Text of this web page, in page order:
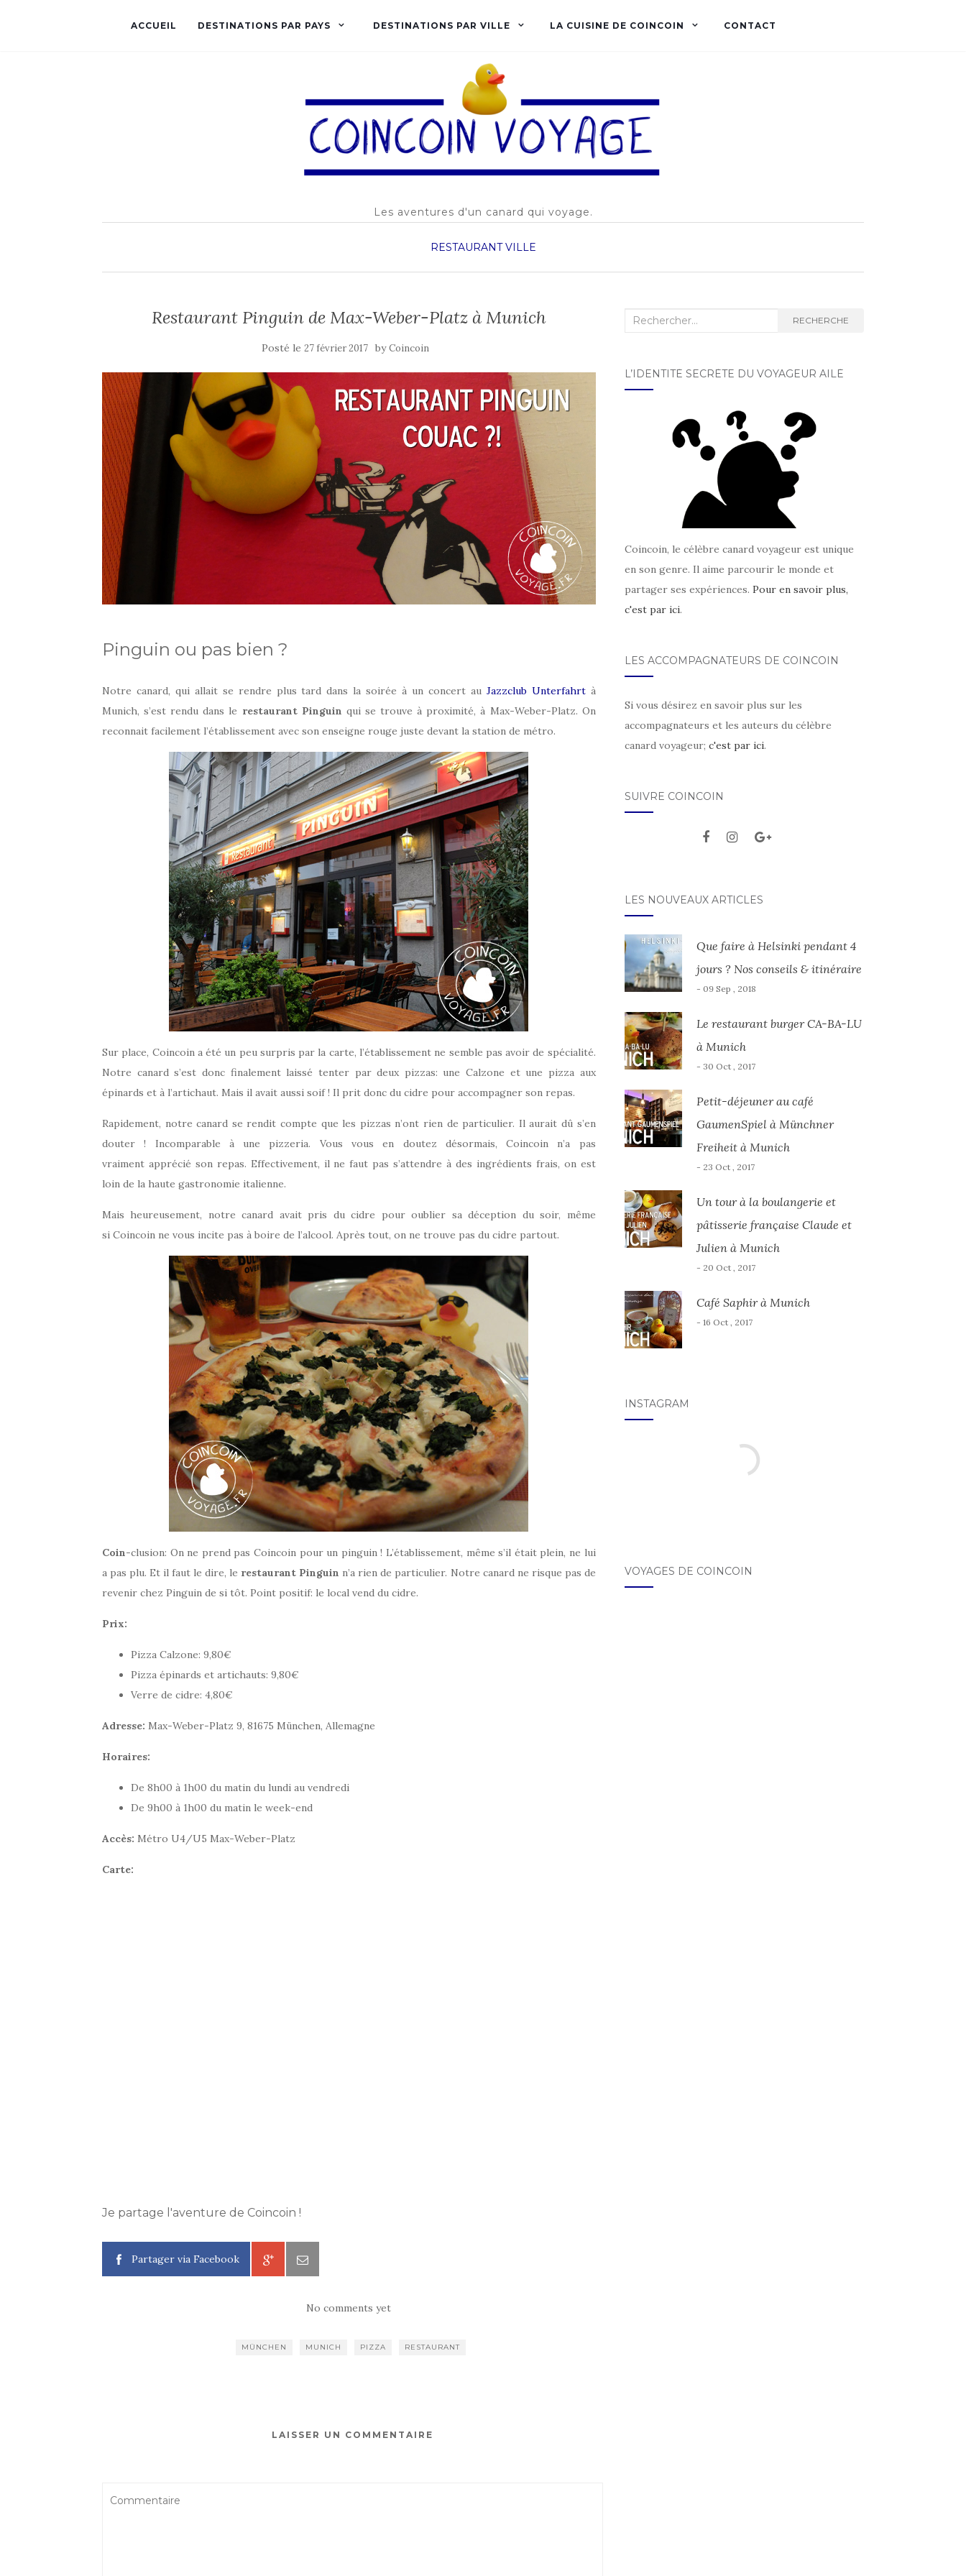
ACCUEIL DESTINATIONS PAR PAYS DESTINATIONS PAR VILLE LA CUISINE DE COINCOIN CONTACT
Les aventures d'un canard qui voyage.
RESTAURANT VILLE
Restaurant Pinguin de Max-Weber-Platz à Munich
Posté le 27 février 2017 byCoincoin
Pinguin ou pas bien ?
Notre canard, qui allait se rendre plus tard dans la soirée à un concert au Jazzclub Unterfahrtà
Munich, s’est rendu dans le restaurant Pinguin qui se trouve à proximité, à Max-Weber-Platz. On
reconnait facilement l’établissement avec son enseigne rouge juste devant la station de métro.
Sur place, Coincoin a été un peu surpris par la carte, l’établissement ne semble pas avoir de spécialité.
Notre canard s’est donc finalement laissé tenter par deux pizzas: une Calzone et une pizza aux
épinards et à l’artichaut. Mais il avait aussi soif ! Il prit donc du cidre pour accompagner son repas.
Rapidement, notre canard se rendit compte que les pizzas n’ont rien de particulier. Il aurait dû s’en
douter ! Incomparable à une pizzeria. Vous vous en doutez désormais, Coincoin n’a pas
vraiment apprécié son repas. Effectivement, il ne faut pas s’attendre à des ingrédients frais, on est
loin de la haute gastronomie italienne.
Mais heureusement, notre canard avait pris du cidre pour oublier sa déception du soir, même
si Coincoin ne vous incite pas à boire de l’alcool. Après tout, on ne trouve pas du cidre partout.
Coin-clusion: On ne prend pas Coincoin pour un pinguin ! L’établissement, même s’il était plein, ne lui
a pas plu. Et il faut le dire, le restaurant Pinguin n’a rien de particulier. Notre canard ne risque pas de
revenir chez Pinguin de si tôt. Point positif: le local vend du cidre.
Prix:
Pizza Calzone: 9,80€
Pizza épinards et artichauts: 9,80€
Verre de cidre: 4,80€
Adresse: Max-Weber-Platz 9, 81675 München, Allemagne
Horaires:
De 8h00 à 1h00 du matin du lundi au vendredi
De 9h00 à 1h00 du matin le week-end
Accès: Métro U4/U5 Max-Weber-Platz
Carte:
Je partage l'aventure de Coincoin !
Partager via Facebook
No comments yet
MÜNCHEN MUNICH PIZZA RESTAURANT
LAISSER UN COMMENTAIRE
Recherche : RECHERCHE
L’IDENTITÉ SECRÈTE DU VOYAGEUR AILÉ
Coincoin, le célèbre canard voyageur est unique
en son genre. Il aime parcourir le monde et
partager ses expériences. Pour en savoir plus,
c'est par ici.
LES ACCOMPAGNATEURS DE COINCOIN
Si vous désirez en savoir plus sur les
accompagnateurs et les auteurs du célèbre
canard voyageur; c'est par ici.
SUIVRE COINCOIN
LES NOUVEAUX ARTICLES
Que faire à Helsinki pendant 4
jours ? Nos conseils & itinéraire
- 09 Sep , 2018
Le restaurant burger CA-BA-LU
à Munich
- 30 Oct , 2017
Petit-déjeuner au café
GaumenSpiel à Münchner
Freiheit à Munich
- 23 Oct , 2017
Un tour à la boulangerie et
pâtisserie française Claude et
Julien à Munich
- 20 Oct , 2017
Café Saphir à Munich
- 16 Oct , 2017
INSTAGRAM
VOYAGES DE COINCOIN